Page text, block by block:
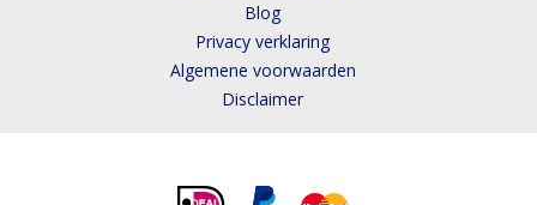
Blog
Privacy verklaring
Algemene voorwaarden
Disclaimer